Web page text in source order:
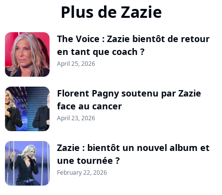
Plus de Zazie
The Voice : Zazie bientôt de retour
en tant que coach ?
April 25, 2026
Florent Pagny soutenu par Zazie
face au cancer
April 23, 2026
Zazie : bientôt un nouvel album et
une tournée ?
February 22, 2026